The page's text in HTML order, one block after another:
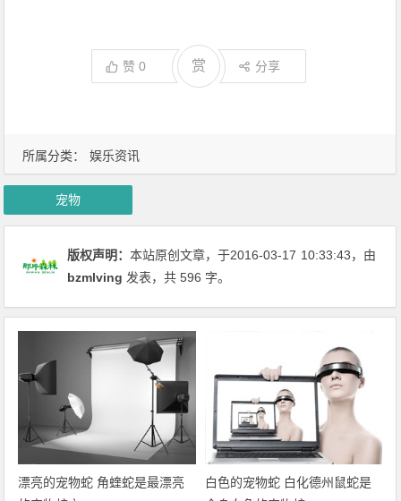
所属分类： 娱乐资讯
赞0 赏 分享
宠物
版权声明：本站原创文章，于2016-03-17 10:33:43，由
bzmlving 发表，共 596 字。
漂亮的宠物蛇 角蝰蛇是最漂亮
白色的宠物蛇 白化德州鼠蛇是